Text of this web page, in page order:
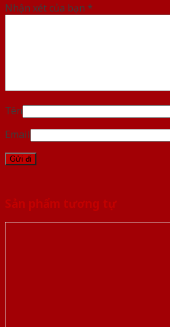
Nhận xét của bạn *
Tên
Email
Sản phẩm tương tự